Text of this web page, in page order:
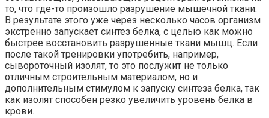
то, что где-то произошло разрушение мышечной ткани.
В результате этого уже через несколько часов организм
экстренно запускает синтез белка, с целью как можно
быстрее восстановить разрушенные ткани мышц. Если
после такой тренировки употребить, например,
сывороточный изолят, то это послужит не только
отличным строительным материалом, но и
дополнительным стимулом к запуску синтеза белка, так
как изолят способен резко увеличить уровень белка в
крови.